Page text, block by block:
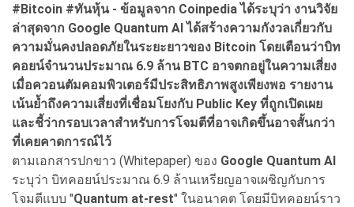
#Bitcoin #ทันหุ้น - ข้อมูลจาก Coinpediaได้ระบุว่า งานวิจัย
ล่าสุดจาก Google Quantum AIได้สร้างความกังวลเกี่ยวกับ
ความมั่นคงปลอดภัยในระยะยาวของ Bitcoin โดยเตือนว่าบิท
คอยน์จำนวนประมาณ 6.9 ล้าน BTC อาจตกอยู่ในความเสี่ยง
เมื่อควอนตัมคอมพิวเตอร์มีประสิทธิภาพสูงเพียงพอ รายงาน
เน้นย้ำถึงความเสี่ยงที่เชื่อมโยงกับ Public Key ที่ถูกเปิดเผย
และชี้ว่ากรอบเวลาสำหรับการโจมตีที่อาจเกิดขึ้นอาจสั้นกว่า
ที่เคยคาดการณ์ไว้
ตามเอกสารปกขาว (Whitepaper) ของ Google Quantum AI
ระบุว่า บิทคอยน์ประมาณ 6.9 ล้านเหรียญอาจเผชิญกับการ
โจมตีแบบ "Quantum at-rest" ในอนาคต โดยมีบิทคอยน์ราว